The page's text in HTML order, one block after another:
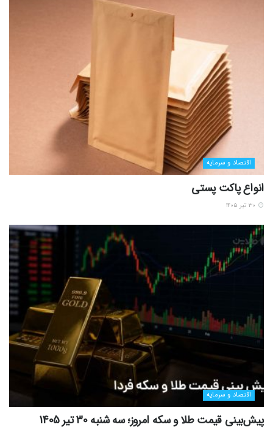
اقتصاد و سرمایه
انواع پاکت پستی
اقتصاد و سرمایه
پیش‌بینی قیمت طلا و سکه امروز؛ سه شنبه 30 تیر 1405